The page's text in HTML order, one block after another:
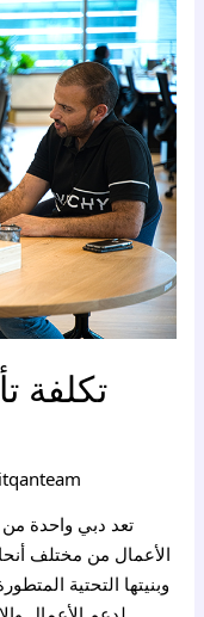
تكلفة
itqanteam
تعد دبي واحدة من
الأعمال من مختلف
وبنيتها التحتية